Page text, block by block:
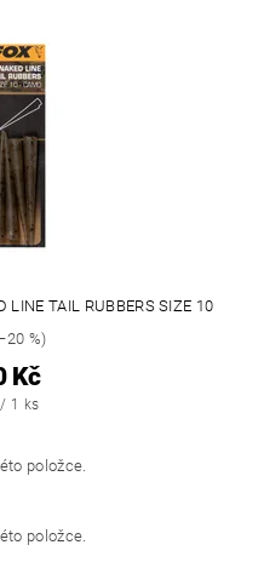
LINE TAIL RUBBERS SIZE 10
%)
Kč
1 ks
položce.
položce.